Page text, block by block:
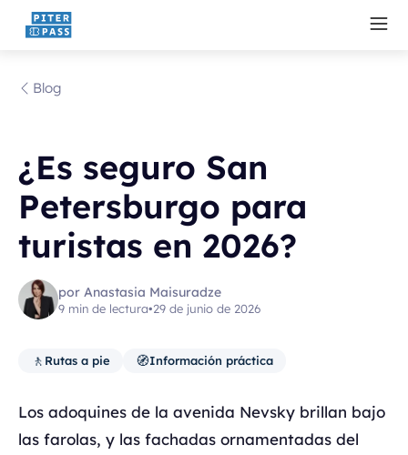
Blog
¿Es seguro San
Petersburgo para
turistas en 2026?
por Anastasia Maisuradze
9 min de lectura•29 de junio de 2026
🚶 Rutas a pie 🧭Información práctica
Los adoquines de la avenida Nevsky brillan bajo
las farolas, y las fachadas ornamentadas del